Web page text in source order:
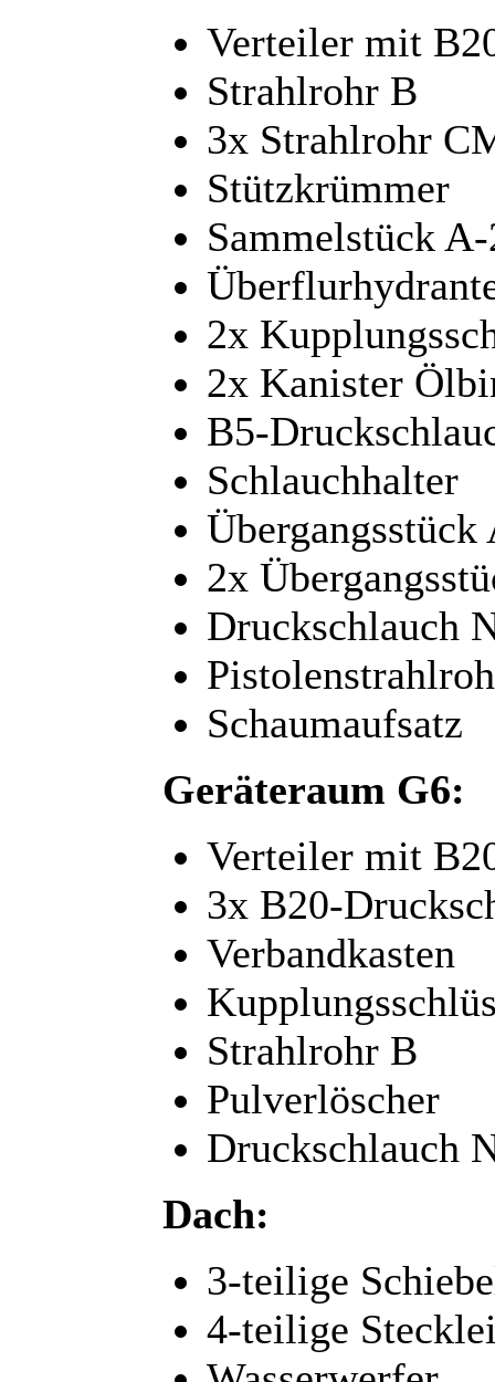
Verteiler mit
Strahlrohr B
3x Strahlrohr
Stützkrümmer
Sammelstück
2x
2x Kanister
B5-
Schlauchhalter
Übergangsstück
2x
Druckschlauch
Schaumaufsatz
Geräteraum G6:
Verteiler mit
3x B20-
Verbandkasten
Strahlrohr B
Pulverlöscher
Druckschlauch
Dach:
3-teilige
4-teilige